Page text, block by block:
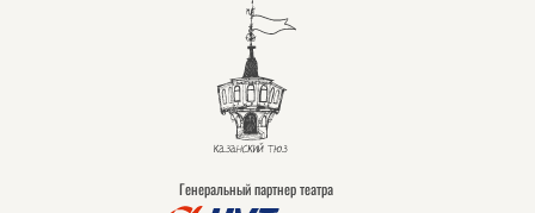
Генеральный партнер театра